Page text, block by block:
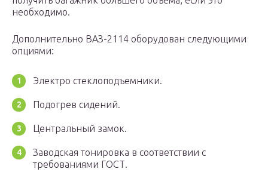
необходимо.
Дополнительно ВАЗ-2114 оборудован следующими
опциями:
Электро стеклоподъемники.
Подогрев сидений.
Центральный замок.
Заводская тонировка в соответствии с
требованиями ГОСТ.